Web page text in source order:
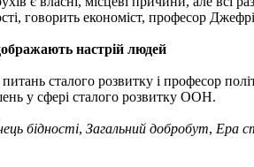
говорить економіст, професор
настрій людей
сталого розвитку і професор
у сфері сталого розвитку ООН.
бідності, Загальний добробут, Ера